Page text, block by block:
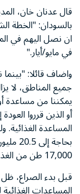
قال عدنان خان،
بالسودان: "الخطة
ان نصل اليهم في
في مايو/أيار."
واضاف قائلا:
جميع المناطق، لا
يمكننا من مساعدة
أو الذين قرروا
المساعدة الغذائية.
17,000 طن من الغذاء".
قبل بدء الصراع، ظل